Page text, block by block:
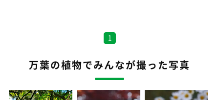
1
万葉の植物でみんなが撮った写真